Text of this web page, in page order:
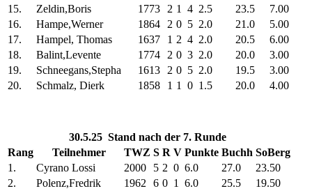
15.
Zeldin,Boris 1773 2 1 4 2.5 23.5
7.00
16.
Hampe,Werner 1864 2 0 5 2.0 21.0
5.00
17.
Hampel, Thomas 1637 1 2 4 2.0 20.5
6.00
18.
Balint,Levente 1774 2 0 3 2.0 20.0
3.00
19.
Schneegans,Stepha 1613 2 0 5 2.0 19.5
3.00
20.
Schmalz, Dierk 1858 1 1 0 1.5 20.0 4.00
30.5.25 Stand nach der 7. Runde
Rang
Teilnehmer TWZ S R V Punkte Buchh SoBerg
1.
Cyrano Lossi 2000 5 2 0 6.0 27.0
23.50
2.
Polenz,Fredrik 1962 6 0 1 6.0 25.5
19.50